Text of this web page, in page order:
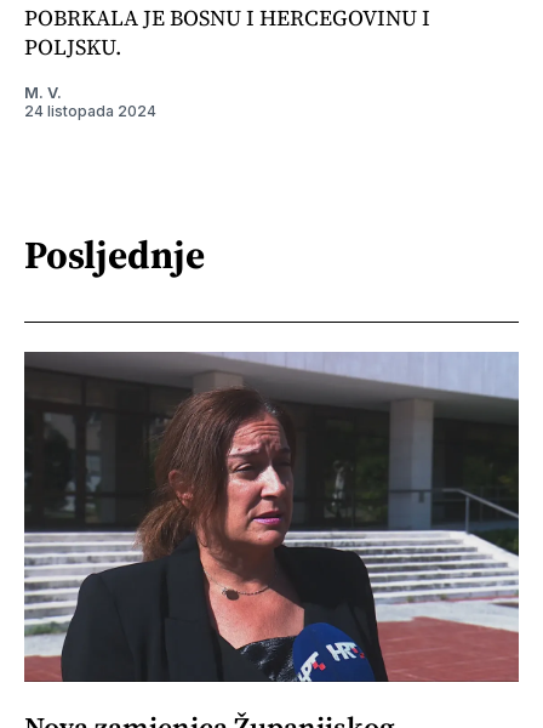
POBRKALA JE BOSNU I HERCEGOVINU I
POLJSKU.
M. V.
24 listopada 2024
Posljednje